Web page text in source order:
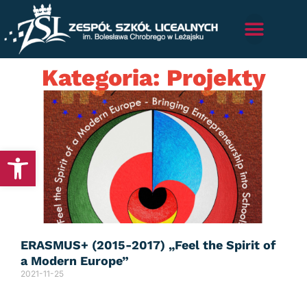
Otwórz pasek narzędzi
Kategoria: Projekty
ERASMUS+ (2015-2017) „Feel the Spirit of
a Modern Europe”
2021-11-25